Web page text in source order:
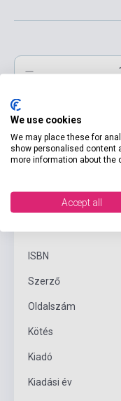
ISBN
Szerző
Oldalszám
Kötés
Kiadó
Kiadási év
We use cookies
We may place these for
show personalised content
more information about the
Accept all